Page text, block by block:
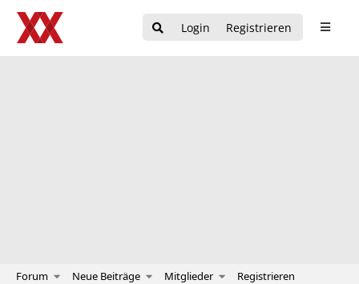
Login Registrieren
Forum Neue Beiträge Mitglieder Registrieren